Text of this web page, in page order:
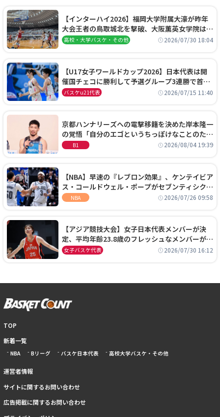
【インターハイ2026】福岡大学附属大濠が昨年
大会王者の鳥取城北を撃破、大阪薫英女学院は岐
阜女子に完勝、大会3日目試合結果
高校・大学バスケ・その他 2026/07/30 18:04
【U17女子ワールドカップ2026】日本代表は開
催国チェコに勝利して予選グループ3連勝で首位
通過！準々決勝の相手はエジプトに決定
バスケu21代表 2026/07/15 11:40
京都ハンナリーズへの電撃移籍を決めた岸本隆一
の覚悟「自分のエゴというちっぽけなことのため
に、京都に来たわけではない」
B1 2026/08/04 19:39
【NBA】早速の『レブロン効果』、ケンテイビア
ス・コールドウェル・ポープがセブンティシクサ
ーズに1年契約で加入
NBA 2026/07/26 09:58
【アジア競技大会】女子日本代表メンバーが決
定、平均年齢23.8歳のフレッシュなメンバーが日
本開催の大舞台で頂点を狙う
女子バスケ代表 2026/07/30 16:12
TOP
新着一覧
NBA Bリーグ バスケ日本代表 高校大学バスケ・その他
運営者情報
サイトに関するお問い合わせ
広告掲載に関するお問い合わせ